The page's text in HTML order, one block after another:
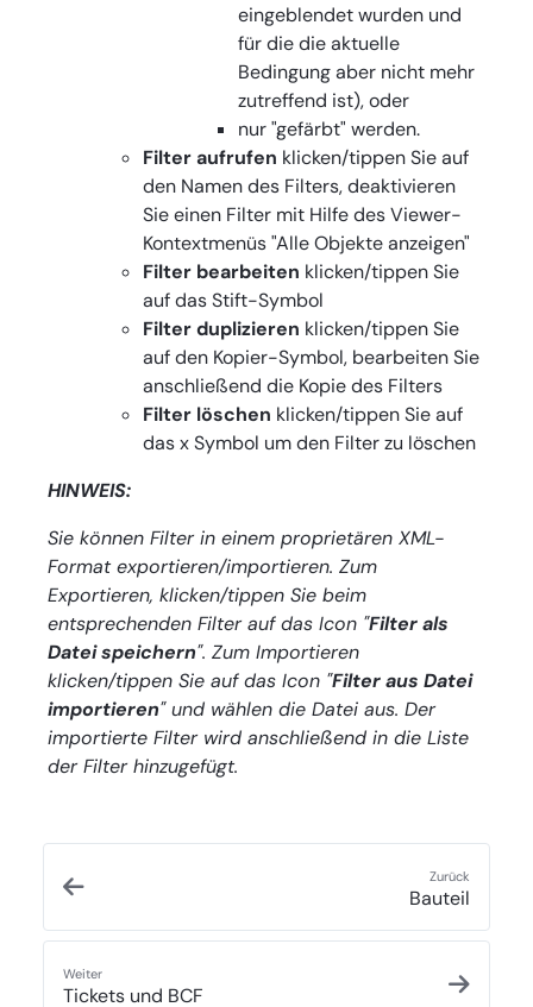
eingeblendet wurden und
für die die aktuelle
Bedingung aber nicht mehr
zutreffend ist), oder
nur "gefärbt" werden.
Filter aufrufen klicken/tippen Sie auf
den Namen des Filters, deaktivieren
Sie einen Filter mit Hilfe des Viewer-
Kontextmenüs "Alle Objekte anzeigen"
Filter bearbeiten klicken/tippen Sie
auf das Stift-Symbol
Filter duplizieren klicken/tippen Sie
auf den Kopier-Symbol, bearbeiten Sie
anschließend die Kopie des Filters
Filter löschen klicken/tippen Sie auf
das x Symbol um den Filter zu löschen
HINWEIS:
Sie können Filter in einem proprietären XML-
Format exportieren/importieren. Zum
Exportieren, klicken/tippen Sie beim
entsprechenden Filter auf das Icon "Filter als
Datei speichern". Zum Importieren
klicken/tippen Sie auf das Icon "Filter aus Datei
importieren" und wählen die Datei aus. Der
importierte Filter wird anschließend in die Liste
der Filter hinzugefügt.
Zurück
Bauteil
Weiter
Tickets und BCF